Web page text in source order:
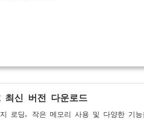
최신 버전 다운로드
로딩, 작은 메모리 사용 및 다양한 기